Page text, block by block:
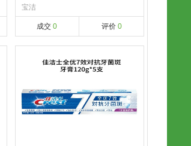
宝洁
成交0 评价 0